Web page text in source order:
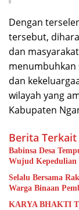
Dengan
tersebut,
dan
menumbuhkan
dan
wilayah yang
Kabupaten
Berita Terkait
Babinsa Desa
Wujud Kepedulian
Selalu Bersama
Warga Binaan
KARYA BHAKTI